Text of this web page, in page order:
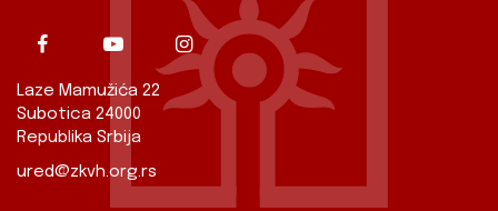
Laze Mamužića 22
Subotica 24000
Republika Srbija
ured@zkvh.org.rs